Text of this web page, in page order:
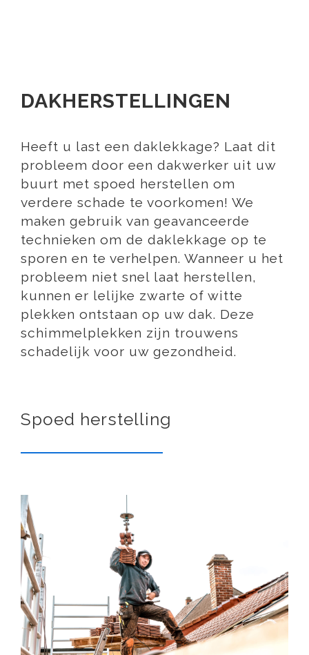
DAKHERSTELLINGEN
Heeft u last een daklekkage? Laat dit
probleem door een dakwerker uit uw
buurt met spoed herstellen om
verdere schade te voorkomen! We
maken gebruik van geavanceerde
technieken om de daklekkage op te
sporen en te verhelpen. Wanneer u het
probleem niet snel laat herstellen,
kunnen er lelijke zwarte of witte
plekken ontstaan op uw dak. Deze
schimmelplekken zijn trouwens
schadelijk voor uw gezondheid.
Spoed herstelling